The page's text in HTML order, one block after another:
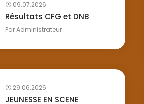
09.07.2026
Résultats CFG et DNB
ParAdministrateur
29.06.2026
JEUNESSE EN SCENE